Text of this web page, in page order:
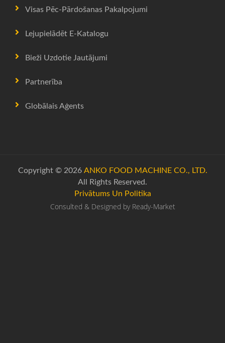
Visas Pēc-Pārdošanas Pakalpojumi
Lejupielādēt E-Katalogu
Bieži Uzdotie Jautājumi
Partnerība
Globālais Aģents
Copyright © 2026 ANKO FOOD MACHINE CO., LTD.
All Rights Reserved.
Privātums Un Politika
Consulted & Designed by Ready-Market